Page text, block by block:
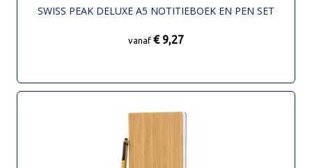
SWISS PEAK DELUXE A5 NOTITIEBOEK EN PEN SET
vanaf € 9,27